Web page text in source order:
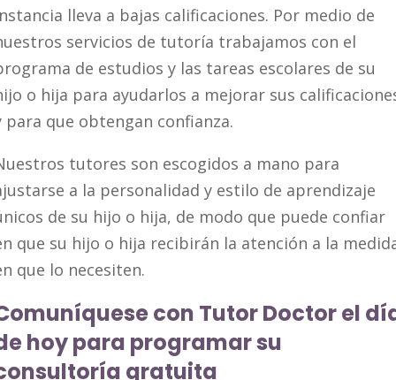
lleva a bajas calificaciones. Por medio de
servicios de tutoría trabajamos con el
de estudios y las tareas escolares de su
o hija para ayudarlos a mejorar sus
para que obtengan confianza.
tutores son escogidos a mano para
a la personalidad y estilo de aprendizaje
de su hijo o hija, de modo que puede confiar
que su hijo o hija recibirán la atención a la
que lo necesiten.
con Tutor Doctor el
hoy para programar su
gratuita